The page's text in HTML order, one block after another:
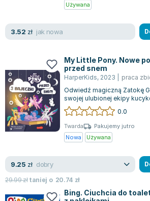
Książki do nauk przyrodniczych dla
Książki do nauk społecznych dla
Prawo - książki dla studentów
Technologia żywności - książki
Zarządzanie i marketing - książki
Nauka języków obcych - książki
Podręczniki dla nauczycieli -
Repetytoria, testy i materiały
Wanda Chotomska
Clive Staples Lewis
Martyna Wojciechowska
Melissa De la Cruz
Blanka Lipińska
Jaś Kapela
Agatha Christie
Marcin Kowalczyk
Piotr Zychowicz
Joanna Jabłczyńska
Używana
3.52 zł jak nowa
My Little Pony. Nowe
przed snem
HarperKids, 2023 praca
Odwiedź magiczną Zatokę
swojej ulubionej ekipy
Starscout. Przeżyj
0.0
Twarda
Pakujemy jutro
Nowa
Używana
9.25 zł dobry
29.99złtaniej o 20.74 zł
Bing. Ciuchcia do